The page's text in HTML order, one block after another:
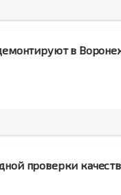
в
проверки